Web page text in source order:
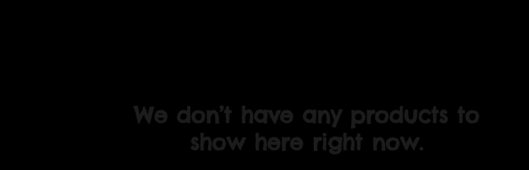
We don’t have any products to
show here right now.